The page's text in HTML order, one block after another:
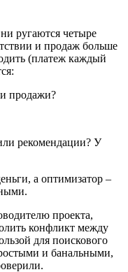
ругаются четыре
и продаж больше
(платеж каждый
продажи?
рекомендации? У
а оптимизатор –
проекта,
конфликт между
для поискового
и банальными,